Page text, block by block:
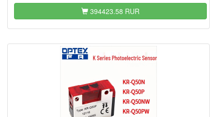
394423.58 RUR